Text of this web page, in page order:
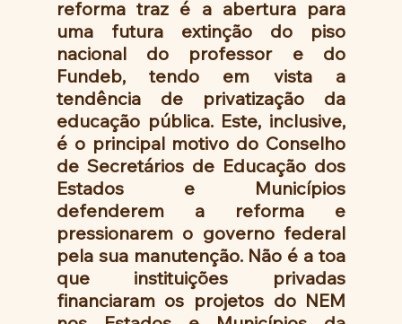
reforma traz é a abertura para
uma futura extinção do piso
nacional do professor e do
Fundeb, tendo em vista a
tendência de privatização da
educação pública. Este, inclusive,
é o principal motivo do Conselho
de Secretários de Educação dos
Estados e Municípios
defenderem a reforma e
pressionarem o governo federal
pela sua manutenção. Não é a toa
que instituições privadas
financiaram os projetos do NEM